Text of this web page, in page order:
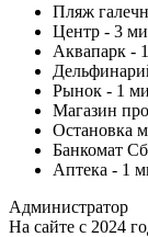
Пляж
Центр - 3
Аквапарк -
Рынок - 1
Магазин
Остановка
Банкомат
Аптека - 1
Администратор
На сайте с 2024